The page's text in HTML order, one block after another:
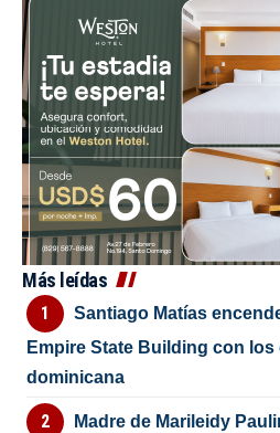
Más leídas
Santiago Matías
Empire State Building con
dominicana
Madre de Marileidy